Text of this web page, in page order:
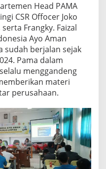
Head PAMA
CSR Offocer Joko
Frangky. Faizal
Ayo Aman
sudah berjalan sejak
Pama dalam
menggandeng
materi
perusahaan.